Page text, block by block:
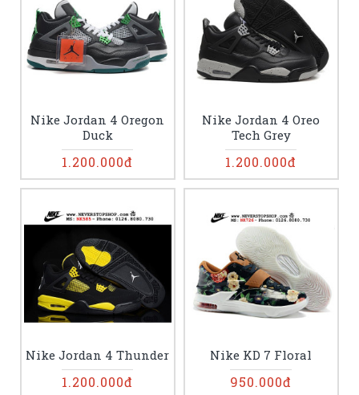
Nike Jordan 4 Oregon
Duck
1.200.000đ
Nike Jordan 4 Oreo
Tech Grey
1.200.000đ
Nike Jordan 4 Thunder
1.200.000đ
Nike KD 7 Floral
950.000đ